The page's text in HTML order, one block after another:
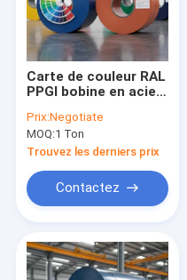
Carte de couleur RAL
PPGI bobine en acier
avec tolérance
d'épaisseur +0 -0,01
mm et diamètre
intérieur 508 mm /
610 mm
Prix:Negotiate
MOQ:1 Ton
Trouvez les derniers prix
Contactez